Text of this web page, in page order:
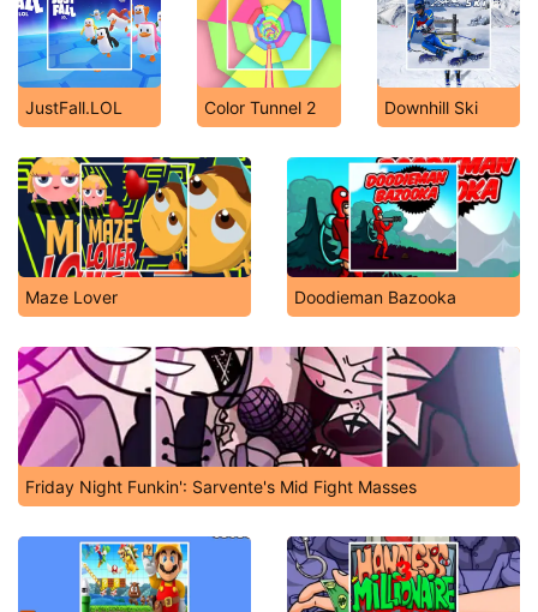
JustFall.LOL Color Tunnel 2 Downhill Ski
Maze Lover Doodieman Bazooka
Friday Night Funkin': Sarvente's Mid Fight Masses